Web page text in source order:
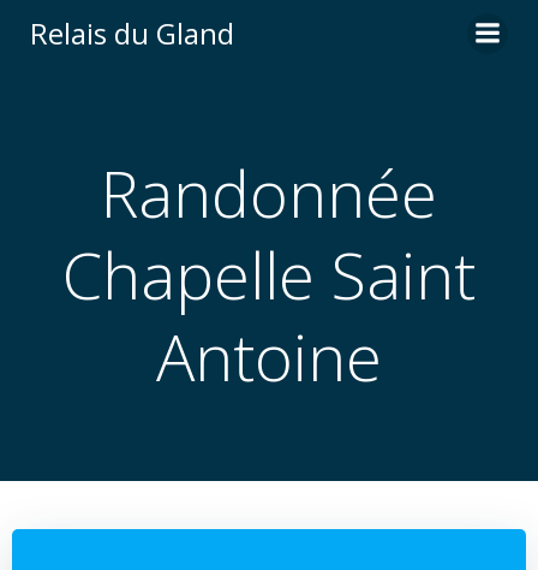
Relais du Gland
Randonnée
Chapelle Saint
Antoine